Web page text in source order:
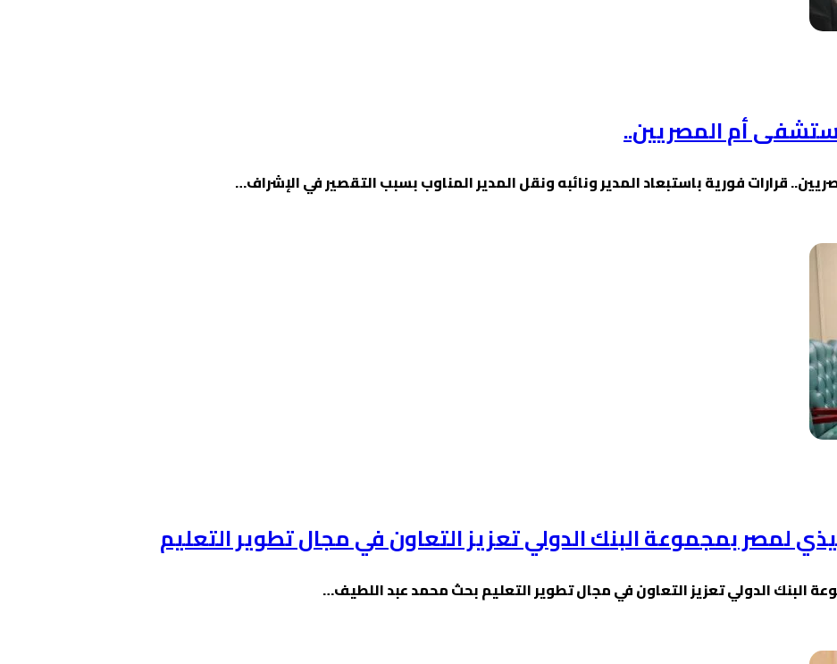
أم المصريين..
قرارات فورية باستبعاد المدير ونائبه ونقل المدير المناوب بسبب التقصير في الإشراف…
لمصر بمجموعة البنك الدولي تعزيز التعاون في مجال تطوير التعليم
البنك الدولي تعزيز التعاون في مجال تطوير التعليم بحث محمد عبد اللطيف…